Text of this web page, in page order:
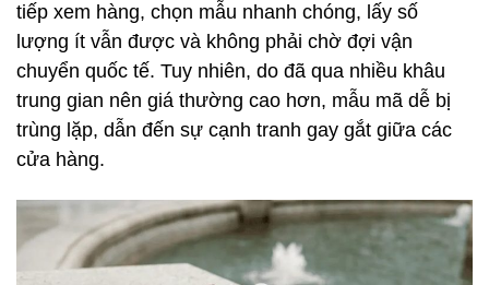
tiếp xem hàng, chọn mẫu nhanh chóng, lấy số
lượng ít vẫn được và không phải chờ đợi vận
chuyển quốc tế. Tuy nhiên, do đã qua nhiều khâu
trung gian nên giá thường cao hơn, mẫu mã dễ bị
trùng lặp, dẫn đến sự cạnh tranh gay gắt giữa các
cửa hàng.